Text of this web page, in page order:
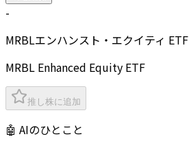
-
MRBLエンハンスト・エクイティ ETF
MRBL Enhanced Equity ETF
推し株に追加
🤖 AIのひとこと